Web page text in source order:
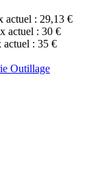
actuel : 29,13 €
actuel : 30 €
actuel : 35 €
Outillage